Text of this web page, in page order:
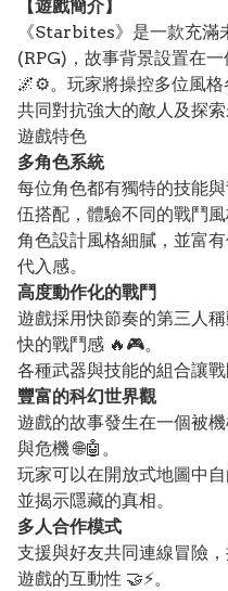
【遊戲簡介】
《Starbites》是一款充滿
(RPG)，故事背景設置在
🌌⚙️。玩家將操控多位風格
共同對抗強大的敵人及探索
遊戲特色
多角色系統
每位角色都有獨特的技能
伍搭配，體驗不同的戰鬥
角色設計風格細膩，並富
代入感。
高度動作化的戰鬥
遊戲採用快節奏的第三人
快的戰鬥感 🔥🎮。
各種武器與技能的組合讓戰
豐富的科幻世界觀
遊戲的故事發生在一個被
與危機 🌐🤖。
玩家可以在開放式地圖中
並揭示隱藏的真相。
多人合作模式
支援與好友共同連線冒險
遊戲的互動性 🤝⚡。